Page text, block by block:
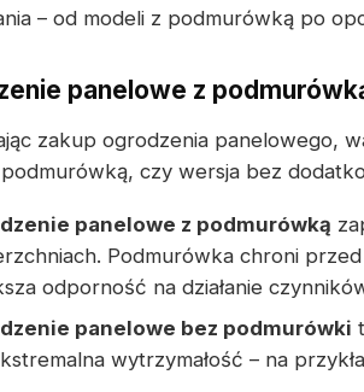
– od modeli z podmurówką po
panelowe z
zakup ogrodzenia panelowego,
czy wersja bez
panelowe z podmurówką
Podmurówka chroni
odporność na działanie
panelowe bez podmurówki
wytrzymałość – na